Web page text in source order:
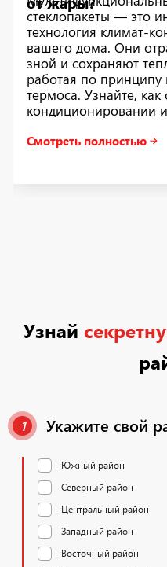
стеклопакеты — это
технология климат-
вашего дома. Они
зной и сохраняют
работая по принципу
термоса. Узнайте,
кондиционировании
подарок при...
Смотреть полностью
Узнай
1 Укажите свой
Южный район
Северный район
Центральный район
Западный район
Восточный район